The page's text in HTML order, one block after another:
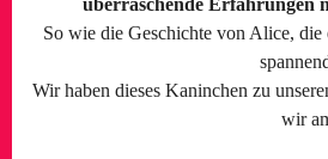
überraschende Erfahrungen
So wie die Geschichte von Alice,
Wir haben dieses Kaninchen zu
wir